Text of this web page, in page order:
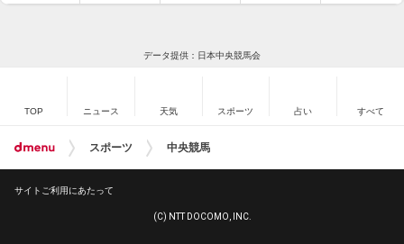
データ提供：日本中央競馬会
TOP ニュース 天気 スポーツ 占い すべて
スポーツ 中央競馬
サイトご利用にあたって
(C) NTT DOCOMO, INC.